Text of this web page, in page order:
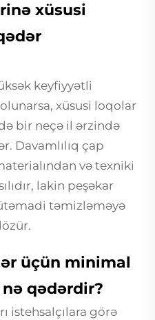
xüsusi
keyfiyyətli
xüsusi loqolar
bir neçə il ərzində
Davamlılıq çap
və texniki
lakin peşəkar
təmizləməyə
üçün minimal
qədərdir?
istehsalçılara görə